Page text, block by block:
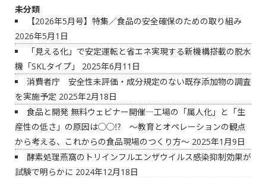
未分類
【2026年5月号】特集／食品の安全確保のための取り組み
2026年5月1日
「見える化」で安定運転と省エネ実現する新機構搭載の脱水
機「SKLタイプ」
2025年6月11日
消費者庁 安全性未評価・成分規定のない既存添加物の調査
を実施予定 2025年2月18日
食品と開発 無料ウェビナー開催―工場の「属人化」と「生
産性の低さ」の原因は◯◯⁉ ～教育とオペレーションの観点
から考える、これからの食品現場のつくり方～ 2025年1月9日
酵素処理燕窩のトリインフルエンザウイルス感染抑制効果が
試験で明らかに 2024年12月18日